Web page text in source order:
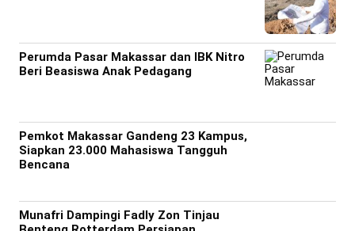
Perumda Pasar Makassar dan IBK Nitro
Beri Beasiswa Anak Pedagang
Pemkot Makassar Gandeng 23 Kampus,
Siapkan 23.000 Mahasiswa Tangguh
Bencana
Munafri Dampingi Fadly Zon Tinjau